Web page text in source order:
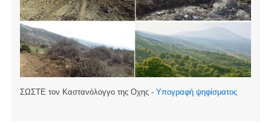
ΣΩΣΤΕ τον Καστανόλογγο της Οχης - Υπογραφή ψηφίσματος